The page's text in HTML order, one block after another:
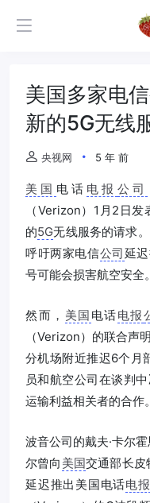
美国多家电
新的5G无线
央视网 5 年 前
美国 电话 电报 公司
（Verizon）1月2日
的5G无线服务的请求
呼吁两家电信公司延
号可能会损害航空安全。
然而， 美国 电话电报
（Verizon）的联合声
分机场附近推迟6个月
员和航空公司在谈判
运输利益相关者的合作。
波音公司的戴夫·卡尔
尔曾向 美国交通部长皮
延迟推出美国电话电报